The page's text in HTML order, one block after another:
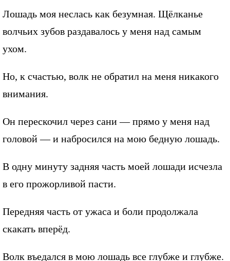
Лошадь моя неслась как безумная. Щёлканье
волчьих зубов раздавалось у меня над самым
ухом.
Но, к счастью, волк не обратил на меня никакого
внимания.
Он перескочил через сани — прямо у меня над
головой — и набросился на мою бедную лошадь.
В одну минуту задняя часть моей лошади исчезла
в его прожорливой пасти.
Передняя часть от ужаса и боли продолжала
скакать вперёд.
Волк въедался в мою лошадь все глубже и глубже.